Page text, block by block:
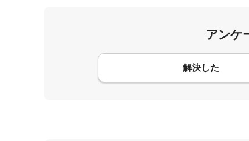
アンケ
解決した
コメント